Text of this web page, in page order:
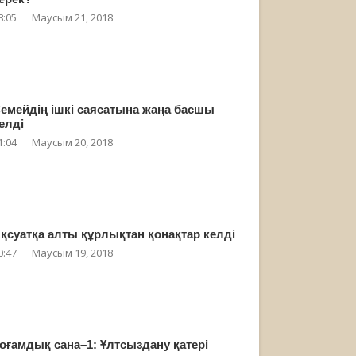
Маусым 21, 2018
ішкі саясатына жаңа басшы
Маусым 20, 2018
алты құрлықтан қонақтар келді
Маусым 19, 2018
сана–1: Ұлтсыздану қатері